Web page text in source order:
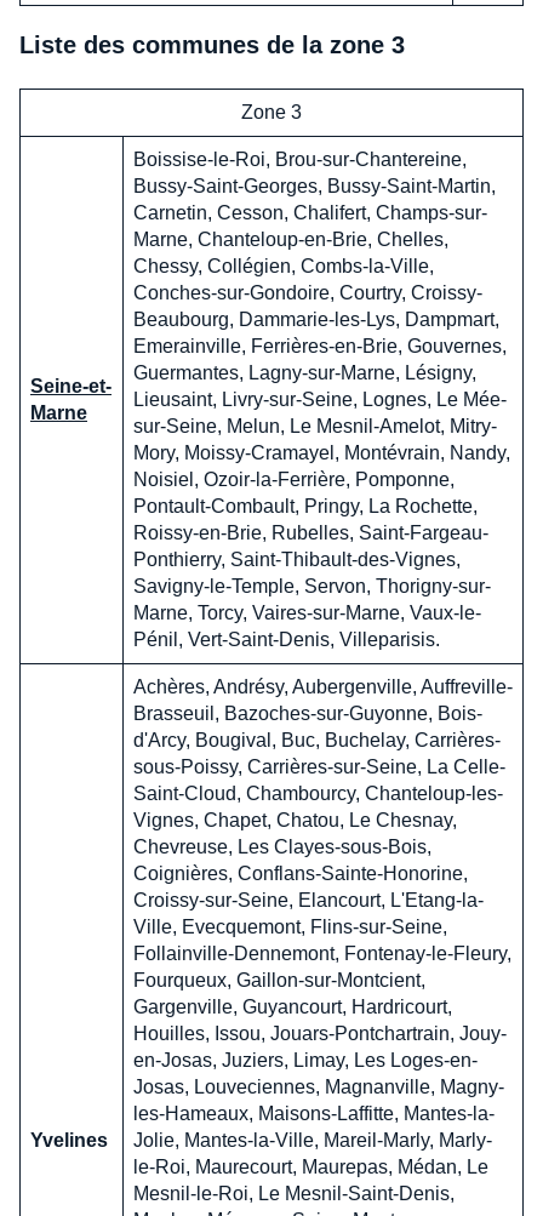
Liste des communes de la zone 3
Zone 3
Seine-et-
Marne
Boissise-le-Roi, Brou-sur-Chantereine,
Bussy-Saint-Georges, Bussy-Saint-Martin,
Carnetin, Cesson, Chalifert, Champs-sur-
Marne, Chanteloup-en-Brie, Chelles,
Chessy, Collégien, Combs-la-Ville,
Conches-sur-Gondoire, Courtry, Croissy-
Beaubourg, Dammarie-les-Lys, Dampmart,
Emerainville, Ferrières-en-Brie, Gouvernes,
Guermantes, Lagny-sur-Marne, Lésigny,
Lieusaint, Livry-sur-Seine, Lognes, Le Mée-
sur-Seine, Melun, Le Mesnil-Amelot, Mitry-
Mory, Moissy-Cramayel, Montévrain, Nandy,
Noisiel, Ozoir-la-Ferrière, Pomponne,
Pontault-Combault, Pringy, La Rochette,
Roissy-en-Brie, Rubelles, Saint-Fargeau-
Ponthierry, Saint-Thibault-des-Vignes,
Savigny-le-Temple, Servon, Thorigny-sur-
Marne, Torcy, Vaires-sur-Marne, Vaux-le-
Pénil, Vert-Saint-Denis, Villeparisis.
Yvelines
Achères, Andrésy, Aubergenville, Auffreville-
Brasseuil, Bazoches-sur-Guyonne, Bois-
d'Arcy, Bougival, Buc, Buchelay, Carrières-
sous-Poissy, Carrières-sur-Seine, La Celle-
Saint-Cloud, Chambourcy, Chanteloup-les-
Vignes, Chapet, Chatou, Le Chesnay,
Chevreuse, Les Clayes-sous-Bois,
Coignières, Conflans-Sainte-Honorine,
Croissy-sur-Seine, Elancourt, L'Etang-la-
Ville, Evecquemont, Flins-sur-Seine,
Follainville-Dennemont, Fontenay-le-Fleury,
Fourqueux, Gaillon-sur-Montcient,
Gargenville, Guyancourt, Hardricourt,
Houilles, Issou, Jouars-Pontchartrain, Jouy-
en-Josas, Juziers, Limay, Les Loges-en-
Josas, Louveciennes, Magnanville, Magny-
les-Hameaux, Maisons-Laffitte, Mantes-la-
Jolie, Mantes-la-Ville, Mareil-Marly, Marly-
le-Roi, Maurecourt, Maurepas, Médan, Le
Mesnil-le-Roi, Le Mesnil-Saint-Denis,